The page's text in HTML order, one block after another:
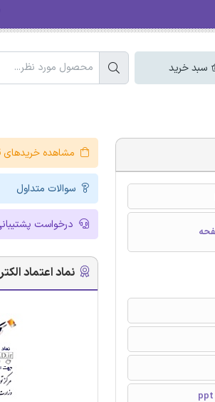
سبد خرید
مشاهده خریدهای
سوالات متداول
درخواست
نماد اعتماد